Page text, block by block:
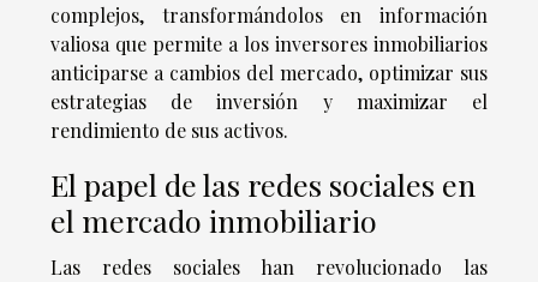
complejos, transformándolos en información
valiosa que permite a los inversores inmobiliarios
anticiparse a cambios del mercado, optimizar sus
estrategias de inversión y maximizar el
rendimiento de sus activos.
El papel de las redes sociales en
el mercado inmobiliario
Las redes sociales han revolucionado las